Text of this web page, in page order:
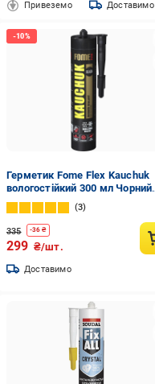
Привеземо Доставимо
Герметик Fome Flex Kauchuk
вологостійкий 300 мл Чорний
(01-4-2-011)
3
335 -36 ₴
299 ₴/шт.
Доставимо